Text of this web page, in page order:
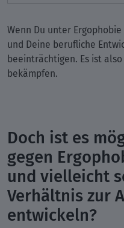
Wenn Du unter
und Deine berufliche
beeinträchtigen. Es ist
bekämpfen.
Doch ist es
gegen
und vielleicht
Verhältnis zur
entwickeln?